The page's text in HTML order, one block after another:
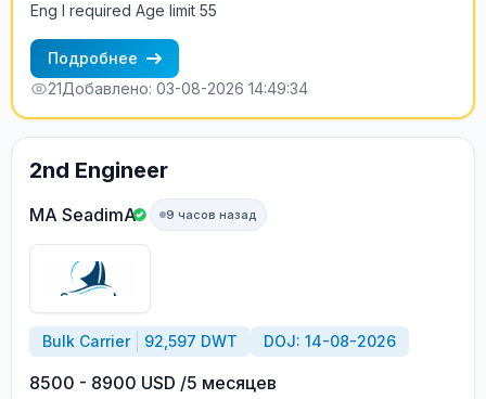
Eng I required Age limit 55
Подробнее
21Добавлено: 03-08-2026 14:49:34
2nd Engineer
MA SeadimA 9 часов назад
Bulk Carrier 92,597 DWT DOJ: 14-08-2026
8500 - 8900 USD /5 месяцев